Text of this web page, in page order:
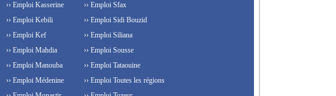
›› Emploi Kasserine
›› Emploi Kebili
›› Emploi Kef
›› Emploi Mahdia
›› Emploi Manouba
›› Emploi Médenine
›› Emploi Sfax
›› Emploi Sidi Bouzid
›› Emploi Siliana
›› Emploi Sousse
›› Emploi Tataouine
›› Emploi Toutes les régions